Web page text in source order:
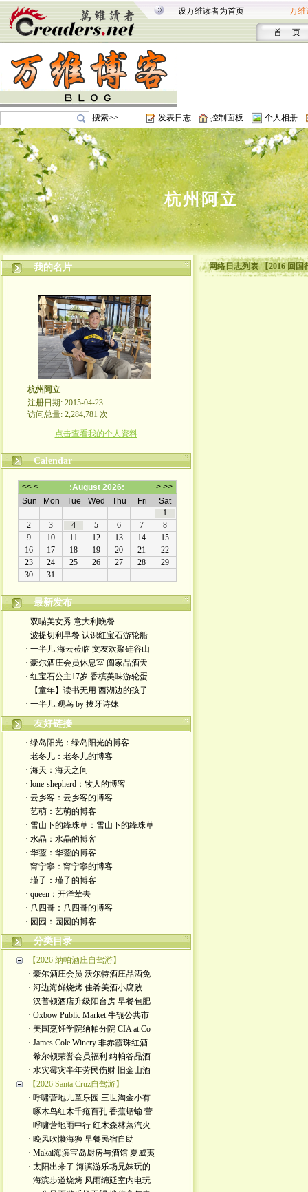
设万维读者为首页 万维
首 页
搜索>> 发表日志 控制面板 个人相册
杭州阿立
。。。
我的名片
杭州阿立
注册日期: 2015-04-23
访问总量: 2,284,781 次
点击查看我的个人资料
Calendar
最新发布
· 双喵美女秀 意大利晚餐
· 波提切利早餐 认识红宝石游轮船
· 一半儿.海云莅临 文友欢聚硅谷山
· 豪尔酒庄会员休息室 阖家品酒天
· 红宝石公主17岁 香槟美味游轮蛋
· 【童年】读书无用 西湖边的孩子
· 一半儿.观鸟 by 拔牙诗妹
友好链接
· 绿岛阳光：绿岛阳光的博客
· 老冬儿：老冬儿的博客
· 海天：海天之间
· lone-shepherd：牧人的博客
· 云乡客：云乡客的博客
· 艺萌：艺萌的博客
· 雪山下的绛珠草：雪山下的绛珠草
· 水晶：水晶的博客
· 华蓥：华蓥的博客
· 甯宁寧：甯宁寧的博客
· 瑾子：瑾子的博客
· queen：开洋荤去
· 爪四哥：爪四哥的博客
· 园园：园园的博客
分类目录
【2026 纳帕酒庄自驾游】
· 豪尔酒庄会员 沃尔特酒庄品酒免
· 河边海鲜烧烤 佳肴美酒小腐败
· 汉普顿酒店升级阳台房 早餐包肥
· Oxbow Public Market 牛轭公共市
· 美国烹饪学院纳帕分院 CIA at Co
· James Cole Winery 非赤霞珠红酒
· 希尔顿荣誉会员福利 纳帕谷品酒
· 水灾霉灾半年劳民伤财 旧金山酒
【2026 Santa Cruz自驾游】
· 呼啸营地儿童乐园 三世淘金小有
· 啄木鸟红木千疮百孔 香蕉蛞蝓 营
· 呼啸营地雨中行 红木森林蒸汽火
· 晚风吹懒海狮 早餐民宿自助
· Makai海滨宝岛厨房与酒馆 夏威夷
· 太阳出来了 海滨游乐场兄妹玩的
· 海滨步道烧烤 风雨绵延室内电玩
网络日志列表 【2016 回国